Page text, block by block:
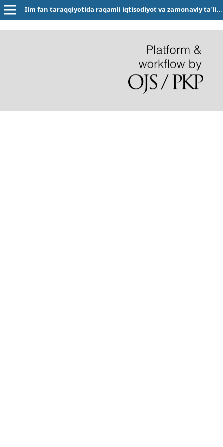
Ilm fan taraqqiyotida raqamli iqtisodiyot va zamonaviy ta'limning o'rni hamda rivojlanish omillari